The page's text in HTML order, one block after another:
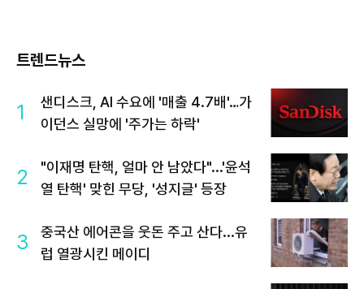
트렌드뉴스
1
샌디스크, AI 수요에 '매출 4.7배'…가
이던스 실망에 '주가는 하락'
2
"이재명 탄핵, 얼마 안 남았다"...'윤석
열 탄핵' 맞힌 무당, '성지글' 등장
3
중국산 에어콘을 웃돈 주고 산다...유
럽 열광시킨 메이디